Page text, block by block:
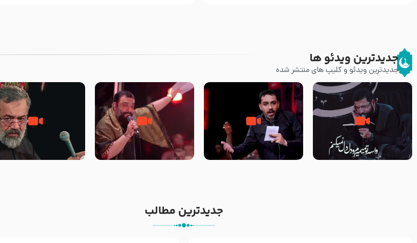
جدیدترین ویدئو ها
جدیدترین ویدئو و کلیپ های منتشر شده
مصداق کربلا – حاج حسین سیب
شور ، حسینا! به‌ حق زهرا «أُنْظُرْ
إِلَینا» – عزاداری شب هفتم ماه
جانا جانا ابی عبدالله – کربلایی
جواد مقدم – شب هشتم محرم
مادر منم مثل تو خمیدم – حاج
محمود کریمی – شهادت حضرت
جدیدترین مطالب